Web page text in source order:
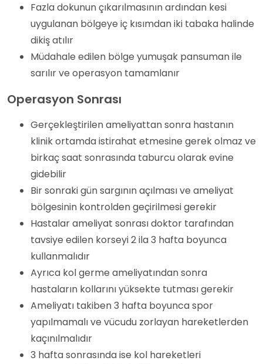
Fazla dokunun çıkarılmasının ardından kesi
uygulanan bölgeye iç kısımdan iki tabaka halinde
dikiş atılır
Müdahale edilen bölge yumuşak pansuman ile
sarılır ve operasyon tamamlanır
Operasyon Sonrası
Gerçekleştirilen ameliyattan sonra hastanın
klinik ortamda istirahat etmesine gerek olmaz ve
birkaç saat sonrasında taburcu olarak evine
gidebilir
Bir sonraki gün sargının açılması ve ameliyat
bölgesinin kontrolden geçirilmesi gerekir
Hastalar ameliyat sonrası doktor tarafından
tavsiye edilen korseyi 2 ila 3 hafta boyunca
kullanmalıdır
Ayrıca kol germe ameliyatından sonra
hastaların kollarını yüksekte tutması gerekir
Ameliyatı takiben 3 hafta boyunca spor
yapılmamalı ve vücudu zorlayan hareketlerden
kaçınılmalıdır
3 hafta sonrasında ise kol hareketleri